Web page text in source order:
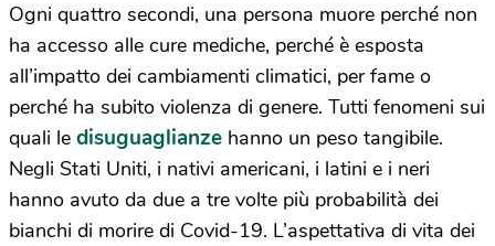
Ogni quattro secondi, una persona muore perché non
ha accesso alle cure mediche, perché è esposta
all’impatto dei cambiamenti climatici, per fame o
perché ha subito violenza di genere. Tutti fenomeni sui
quali le disuguaglianze hanno un peso tangibile.
Negli Stati Uniti, i nativi americani, i latini e i neri
hanno avuto da due a tre volte più probabilità dei
bianchi di morire di Covid-19. L’aspettativa di vita dei